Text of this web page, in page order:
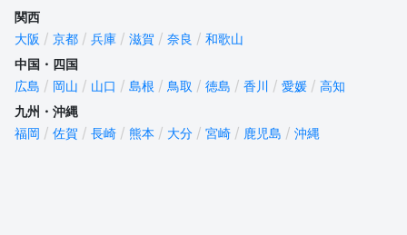
関西
大阪
京都 兵庫 滋賀 奈良
和歌山
中国・四国
広島
岡山 山口 島根 鳥取 徳島 香川 愛媛
高知
九州・沖縄
福岡
佐賀 長崎 熊本 大分 宮崎 鹿児島 沖縄